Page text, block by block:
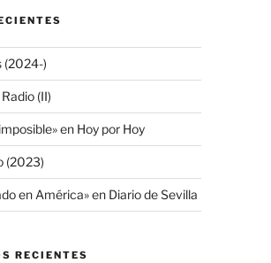
(2024-)
(II)
en Hoy por Hoy
(2023)
en América» en Diario de Sevilla
RECIENTES